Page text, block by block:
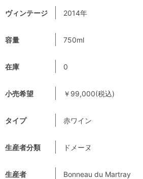
ヴィンテージ 2014年
容量 750ml
在庫 0
小売希望 ￥99,000(税込)
タイプ 赤ワイン
生産者分類 ドメーヌ
生産者 Bonneau du Martray